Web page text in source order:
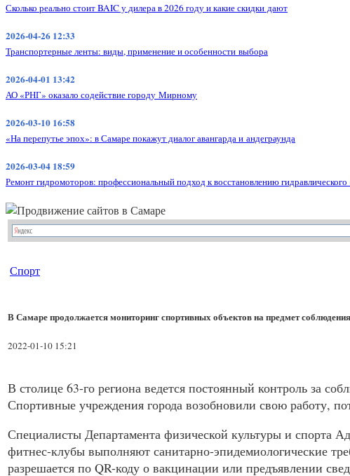
Сколько реально стоит BAIC у дилера в 2026 году и какие скидки дают
2026-04-26 12:33
Транспортерные ленты: виды, применение и особенности выбора
2026-04-01 13:42
АО «РНГ» оказало содействие городу Мирному
2026-03-10 16:58
«На перепутье эпох»: в Самаре покажут диалог авангарда и андеграунда
2026-03-04 18:59
Ремонт гидромоторов: профессиональный подход к восстановлению
Спорт
В Самаре продолжается мониторинг спортивных объектов на предмет
2022-01-10 15:21
В столице 63-го региона ведется постоянный контроль за
Спортивные учреждения города возобновили свою работу,
Специалисты Департамента физической культуры и спорта
фитнес-клубы выполняют санитарно-эпидемиологические
разрешается по QR-коду о вакцинации или предъявлении